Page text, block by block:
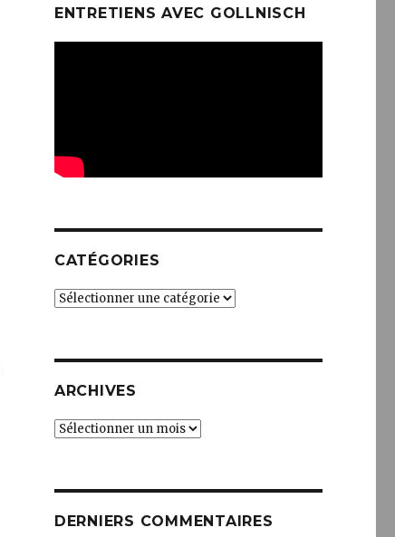
ENTRETIENS AVEC GOLLNISCH
CATÉGORIES
Catégories
ARCHIVES
Archives
DERNIERS COMMENTAIRES